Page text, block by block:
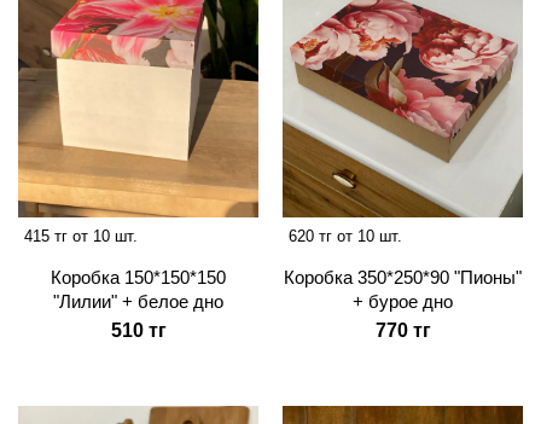
415 тг от 10 шт.
Коробка 150*150*150
"Лилии" + белое дно
510 тг
620 тг от 10 шт.
Коробка 350*250*90 "Пионы"
+ бурое дно
770 тг